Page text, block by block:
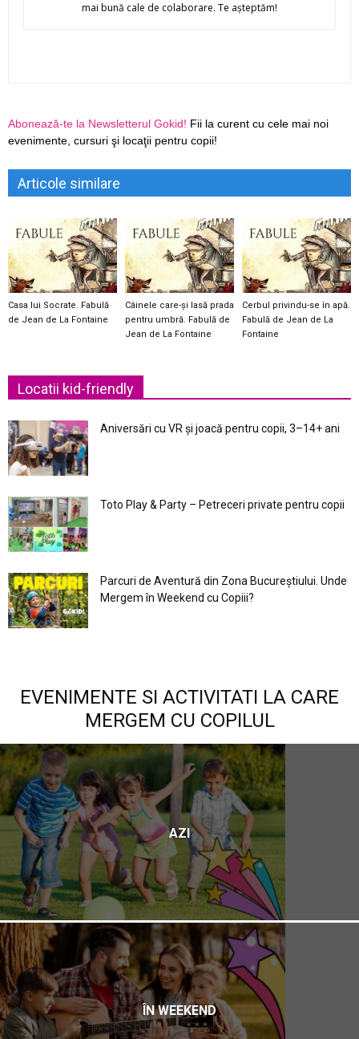
mai bună cale de colaborare. Te aşteptăm!
Abonează-te la Newsletterul Gokid! Fii la curent cu cele mai noi
evenimente, cursuri şi locaţii pentru copii!
Articole similare
Casa lui Socrate. Fabulă
de Jean de La Fontaine
Câinele care-şi lasă prada
pentru umbră. Fabulă de
Jean de La Fontaine
Cerbul privindu-se în apă.
Fabulă de Jean de La
Fontaine
Locatii kid-friendly
Aniversări cu VR și joacă pentru copii, 3–14+ ani
Toto Play & Party – Petreceri private pentru copii
Parcuri de Aventură din Zona Bucureştiului. Unde
Mergem în Weekend cu Copiii?
EVENIMENTE SI ACTIVITATI LA CARE
MERGEM CU COPILUL
AZI
ÎN WEEKEND